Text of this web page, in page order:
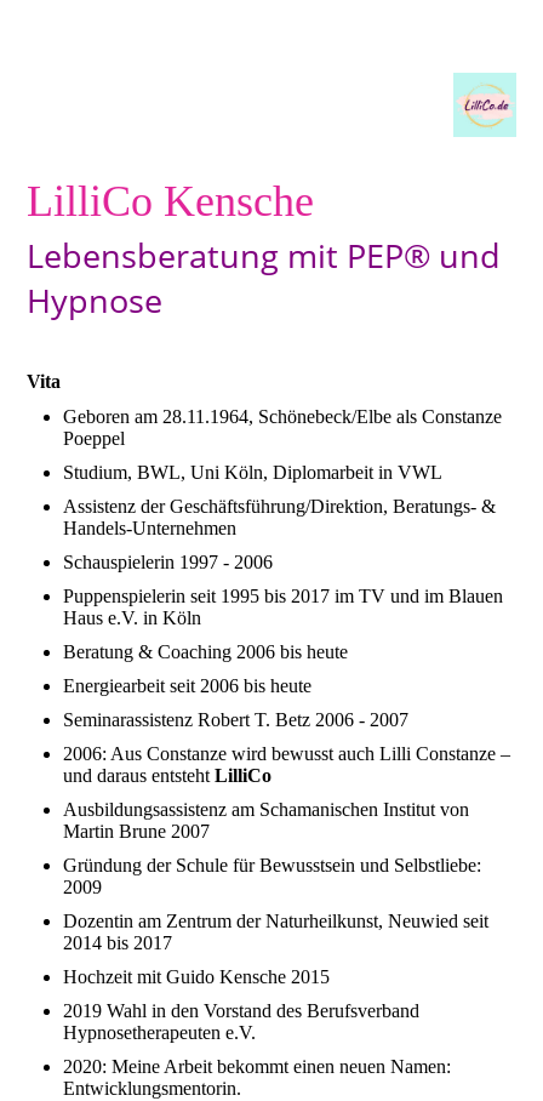
LilliCo Kensche
Lebensberatung mit PEP® und
Hypnose
Vita
Geboren am 28.11.1964, Schönebeck/Elbe als Constanze
Poeppel
Studium, BWL, Uni Köln, Diplomarbeit in VWL
Assistenz der Geschäftsführung/Direktion, Beratungs- &
Handels-Unternehmen
Schauspielerin 1997 - 2006
Puppenspielerin seit 1995 bis 2017 im TV und im Blauen
Haus e.V. in Köln
Beratung & Coaching 2006 bis heute
Energiearbeit seit 2006 bis heute
Seminarassistenz Robert T. Betz 2006 - 2007
2006: Aus Constanze wird bewusst auch Lilli Constanze –
und daraus entstehtLilliCo
Ausbildungsassistenz am Schamanischen Institut von
Martin Brune 2007
Gründung der Schule für Bewusstsein und Selbstliebe:
2009
Dozentin am Zentrum der Naturheilkunst, Neuwied seit
2014 bis 2017
Hochzeit mit Guido Kensche 2015
2019 Wahl in den Vorstand des Berufsverband
Hypnosetherapeuten e.V.
2020: Meine Arbeit bekommt einen neuen Namen:
Entwicklungsmentorin.